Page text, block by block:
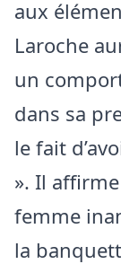
aux
Laroche
un
dans sa
le fait
». Il
femme
la